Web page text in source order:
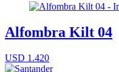
Alfombra Kilt 04
USD 1.420